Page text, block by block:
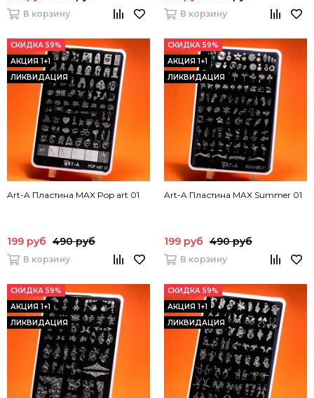
В корзину В корзину
СКИДКА 59%
АКЦИЯ 1+1
ЛИКВИДАЦИЯ
Art-A Пластина MAX Pop art 01
199 руб 490 руб
В корзину
СКИДКА 59%
АКЦИЯ 1+1
ЛИКВИДАЦИЯ
Art-A Пластина MAX Summer 01
199 руб 490 руб
В корзину
СКИДКА 59%
АКЦИЯ 1+1
ЛИКВИДАЦИЯ
СКИДКА 59%
АКЦИЯ 1+1
ЛИКВИДАЦИЯ